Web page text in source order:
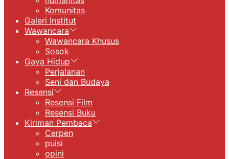
Komunitas
Galeri Institut
Wawancara
Wawancara Khusus
Sosok
Gaya Hidup
Perjalanan
Seni dan Budaya
Resensi
Resensi Film
Resensi Buku
Kiriman Pembaca
Cerpen
puisi
opini